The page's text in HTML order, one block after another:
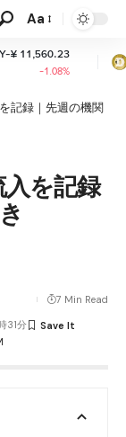
Aa
Dogecoin
DOGE
記録｜先週の機関
を記録
31分
7 Min Read